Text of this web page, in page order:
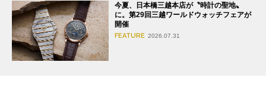
今夏、日本橋三越本店が〝時計の聖地〟
に。第29回三越ワールドウォッチフェアが
開催
FEATURE 2026.07.31